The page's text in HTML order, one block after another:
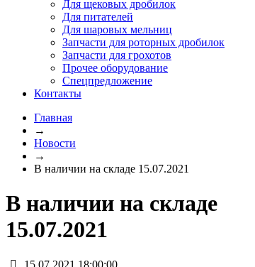
Для щековых дробилок
Для питателей
Для шаровых мельниц
Запчасти для роторных дробилок
Запчасти для грохотов
Прочее оборудование
Спецпредложение
Контакты
Главная
→
Новости
→
В наличии на складе 15.07.2021
В наличии на складе
15.07.2021
15.07.2021 18:00:00